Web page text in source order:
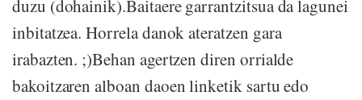
duzu (dohainik).Baitaere garrantzitsua da lagunei
inbitatzea. Horrela danok ateratzen gara
irabazten. ;)Behan agertzen diren orrialde
bakoitzaren alboan daoen linketik sartu edo